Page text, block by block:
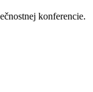
konferencie.